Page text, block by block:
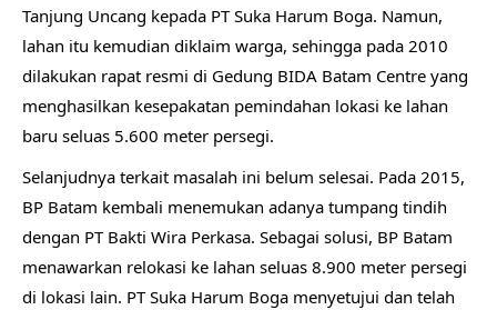
Tanjung Uncang kepada PT Suka Harum Boga. Namun,
lahan itu kemudian diklaim warga, sehingga pada 2010
dilakukan rapat resmi di Gedung BIDA Batam Centre yang
menghasilkan kesepakatan pemindahan lokasi ke lahan
baru seluas 5.600 meter persegi.
Selanjudnya terkait masalah ini belum selesai. Pada 2015,
BP Batam kembali menemukan adanya tumpang tindih
dengan PT Bakti Wira Perkasa. Sebagai solusi, BP Batam
menawarkan relokasi ke lahan seluas 8.900 meter persegi
di lokasi lain. PT Suka Harum Boga menyetujui dan telah